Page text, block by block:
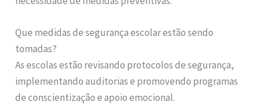
Que medidas de segurança escolar estão sendo
tomadas?
As escolas estão revisando protocolos de segurança,
implementando auditorias e promovendo programas
de conscientização e apoio emocional.